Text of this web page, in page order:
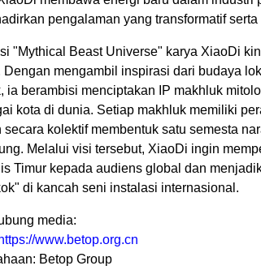
pengalaman yang transformatif
"Mythical Beast Universe" karya XiaoDi
Dengan mengambil inspirasi dari budaya
ia berambisi menciptakan IP makhluk
kota di dunia. Setiap makhluk memiliki
secara kolektif membentuk satu semesta
Melalui visi tersebut, XiaoDi ingin
Timur kepada audiens global dan
di kancah seni instalasi internasional.
media:
https://www.betop.org.cn
Betop Group